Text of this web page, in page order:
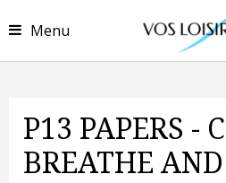
Menu
P13 PAPERS -
BREATHE